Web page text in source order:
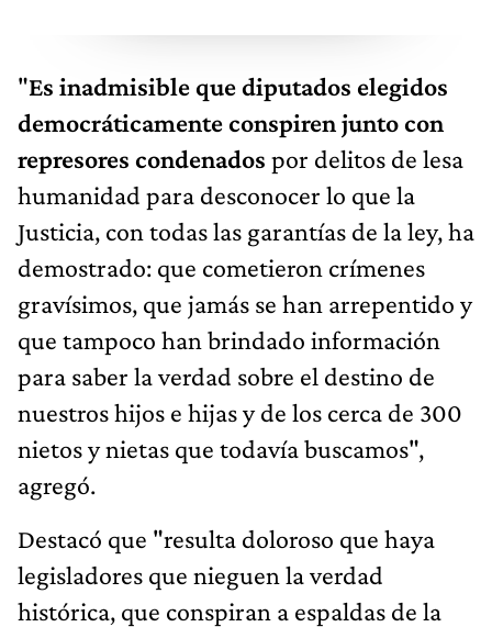
"Es inadmisible que diputados elegidos
democráticamente conspiren junto con
represores condenados por delitos de lesa
humanidad para desconocer lo que la
Justicia, con todas las garantías de la ley, ha
demostrado: que cometieron crímenes
gravísimos, que jamás se han arrepentido y
que tampoco han brindado información
para saber la verdad sobre el destino de
nuestros hijos e hijas y de los cerca de 300
nietos y nietas que todavía buscamos",
agregó.
Destacó que "resulta doloroso que haya
legisladores que nieguen la verdad
histórica, que conspiran a espaldas de la